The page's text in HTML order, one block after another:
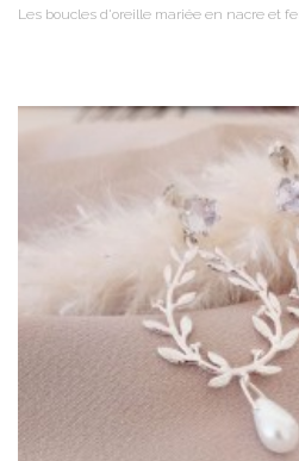
Les boucles d'oreille mariée en nacre et